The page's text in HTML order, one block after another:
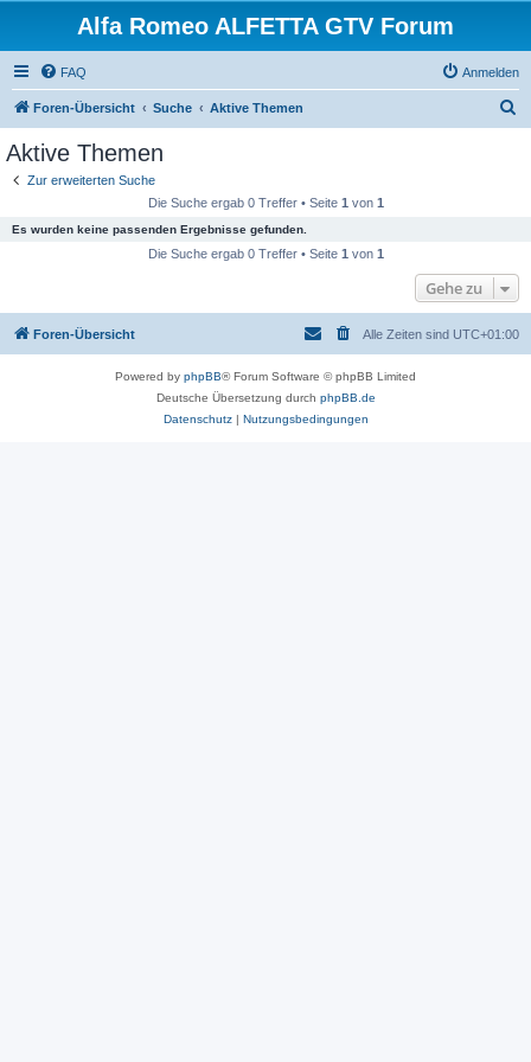
Alfa Romeo ALFETTA GTV Forum
FAQ Anmelden
Foren-Übersicht Suche Aktive Themen
Aktive Themen
Zur erweiterten Suche
Die Suche ergab 0 Treffer • Seite 1 von 1
Es wurden keine passenden Ergebnisse gefunden.
Die Suche ergab 0 Treffer • Seite 1 von 1
Gehe zu
Foren-Übersicht Alle Zeiten sind UTC+01:00
Powered by phpBB® Forum Software © phpBB Limited
Deutsche Übersetzung durch phpBB.de
Datenschutz| Nutzungsbedingungen